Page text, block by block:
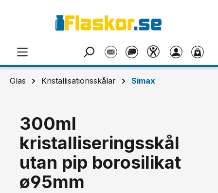
Glas Kristallisationsskålar Simax
300ml
kristalliseringsskål
utan pip borosilikat
ø95mm